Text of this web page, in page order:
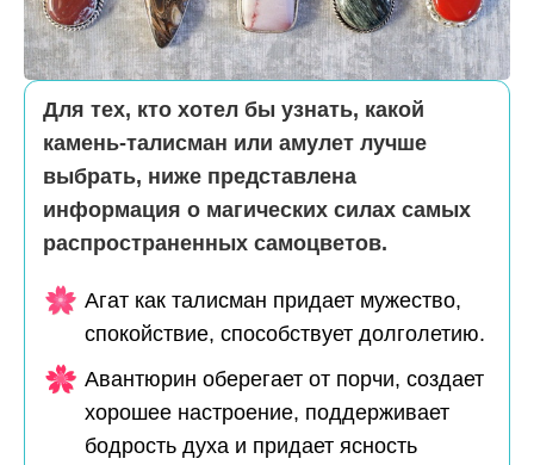
Для тех, кто хотел бы узнать, какой
камень-талисман или амулет лучше
выбрать, ниже представлена
информация о магических силах самых
распространенных самоцветов.
Агат как талисман придает мужество,
спокойствие, способствует долголетию.
Авантюрин оберегает от порчи, создает
хорошее настроение, поддерживает
бодрость духа и придает ясность